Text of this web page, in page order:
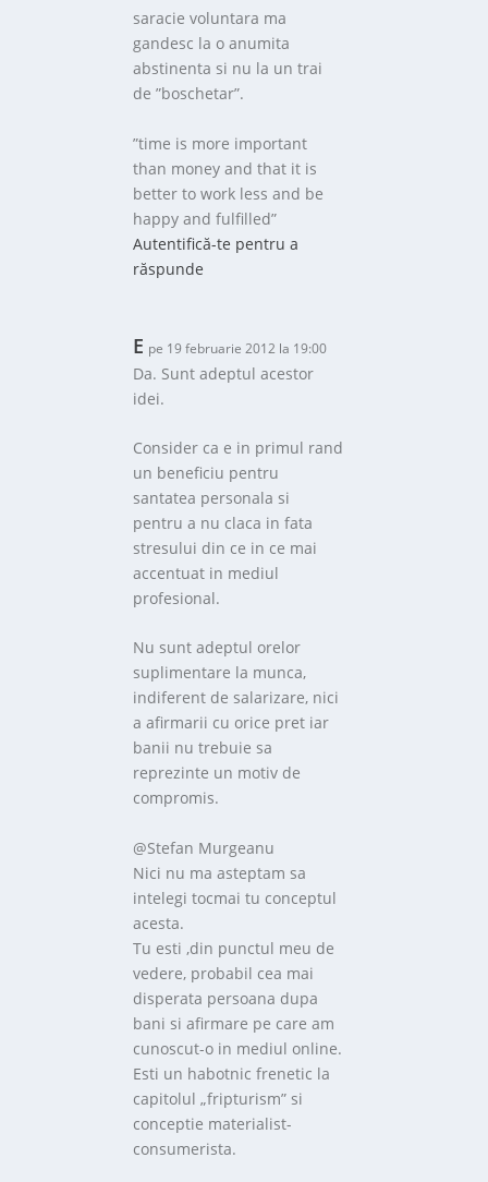
saracie voluntara ma
gandesc la o anumita
abstinenta si nu la un trai
de ”boschetar”.
”time is more important
than money and that it is
better to work less and be
happy and fulfilled”
Autentifică-te pentru a
răspunde
E pe 19 februarie 2012 la 19:00
Da. Sunt adeptul acestor
idei.
Consider ca e in primul rand
un beneficiu pentru
santatea personala si
pentru a nu claca in fata
stresului din ce in ce mai
accentuat in mediul
profesional.
Nu sunt adeptul orelor
suplimentare la munca,
indiferent de salarizare, nici
a afirmarii cu orice pret iar
banii nu trebuie sa
reprezinte un motiv de
compromis.
@Stefan Murgeanu
Nici nu ma asteptam sa
intelegi tocmai tu conceptul
acesta.
Tu esti ,din punctul meu de
vedere, probabil cea mai
disperata persoana dupa
bani si afirmare pe care am
cunoscut-o in mediul online.
Esti un habotnic frenetic la
capitolul „fripturism” si
conceptie materialist-
consumerista.